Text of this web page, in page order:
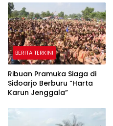
Area Kegiatan
BERITA TERKINI
Ribuan Pramuka Siaga di
Sidoarjo Berburu “Harta
Karun Jenggala”